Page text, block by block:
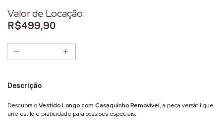
R$499,90
Descrição
Descubra oVestido Longo com Casaquinho Removível, a peça versátil que
une estilo e praticidade para ocasiões especiais.